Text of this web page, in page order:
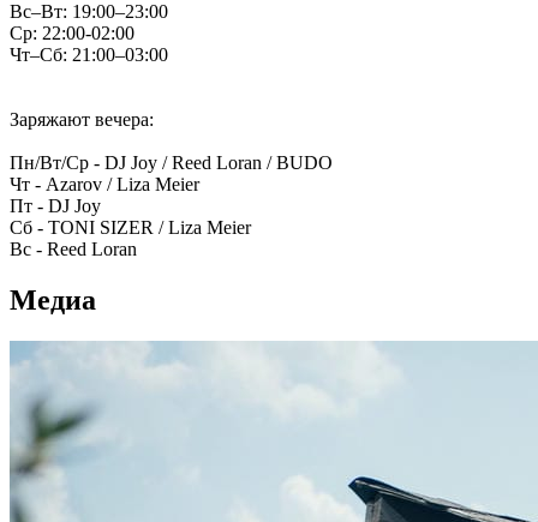
Вс–Вт: 19:00–23:00
Ср: 22:00-02:00
Чт–Сб: 21:00–03:00
Заряжают вечера:
Пн/Вт/Ср - DJ Joy / Reed Loran / BUDO
Чт - Azarov / Liza Meier
Пт - DJ Joy
Сб - TONI SIZER / Liza Meier
Вс - Reed Loran
Медиа